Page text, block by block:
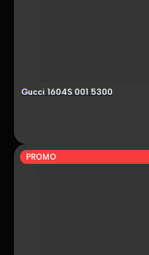
Gucci 1604S 001 5300
PROMO